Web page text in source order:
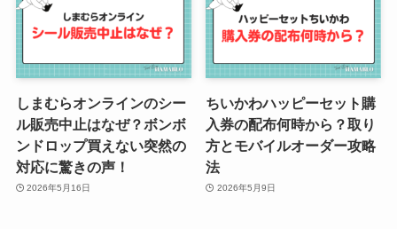
しまむらオンラインのシー
ル販売中止はなぜ？ボンボ
ンドロップ買えない突然の
対応に驚きの声！
2026年5月16日
ちいかわハッピーセット購
入券の配布何時から？取り
方とモバイルオーダー攻略
法
2026年5月9日